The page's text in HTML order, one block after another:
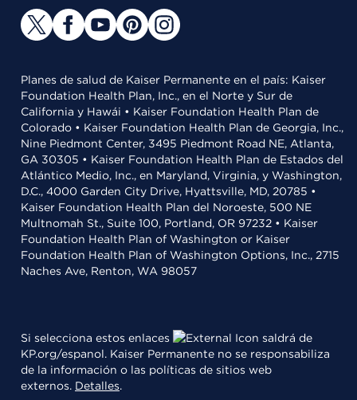
Planes de salud de Kaiser Permanente en el país: Kaiser
Foundation Health Plan, Inc., en el Norte y Sur de
California y Hawái • Kaiser Foundation Health Plan de
Colorado • Kaiser Foundation Health Plan de Georgia, Inc.,
Nine Piedmont Center, 3495 Piedmont Road NE, Atlanta,
GA 30305 • Kaiser Foundation Health Plan de Estados del
Atlántico Medio, Inc., en Maryland, Virginia, y Washington,
D.C., 4000 Garden City Drive, Hyattsville, MD, 20785 •
Kaiser Foundation Health Plan del Noroeste, 500 NE
Multnomah St., Suite 100, Portland, OR 97232 • Kaiser
Foundation Health Plan of Washington or Kaiser
Foundation Health Plan of Washington Options, Inc., 2715
Naches Ave, Renton, WA 98057
Si selecciona estos enlaces
saldrá de
KP.org/espanol. Kaiser Permanente no se responsabiliza
de la información o las políticas de sitios web
externos. Detalles.